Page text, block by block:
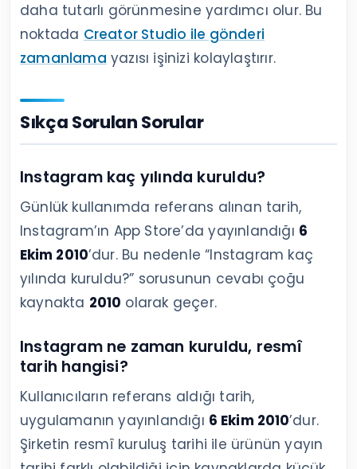
daha tutarlı görünmesine yardımcı olur. Bu
noktada Creator Studio ile gönderi
zamanlama yazısı işinizi kolaylaştırır.
Sıkça Sorulan Sorular
Instagram kaç yılında kuruldu?
Günlük kullanımda referans alınan tarih,
Instagram’ın App Store’da yayınlandığı 6
Ekim 2010’dur. Bu nedenle “Instagram kaç
yılında kuruldu?” sorusunun cevabı çoğu
kaynakta 2010 olarak geçer.
Instagram ne zaman kuruldu, resmî
tarih hangisi?
Kullanıcıların referans aldığı tarih,
uygulamanın yayınlandığı 6 Ekim 2010’dur.
Şirketin resmî kuruluş tarihi ile ürünün yayın